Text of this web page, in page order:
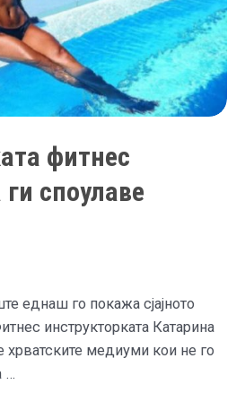
фитнес
споулаве
еднаш го покажа сјајното
инструкторката Катарина
хрватските медиуми кои не го
…